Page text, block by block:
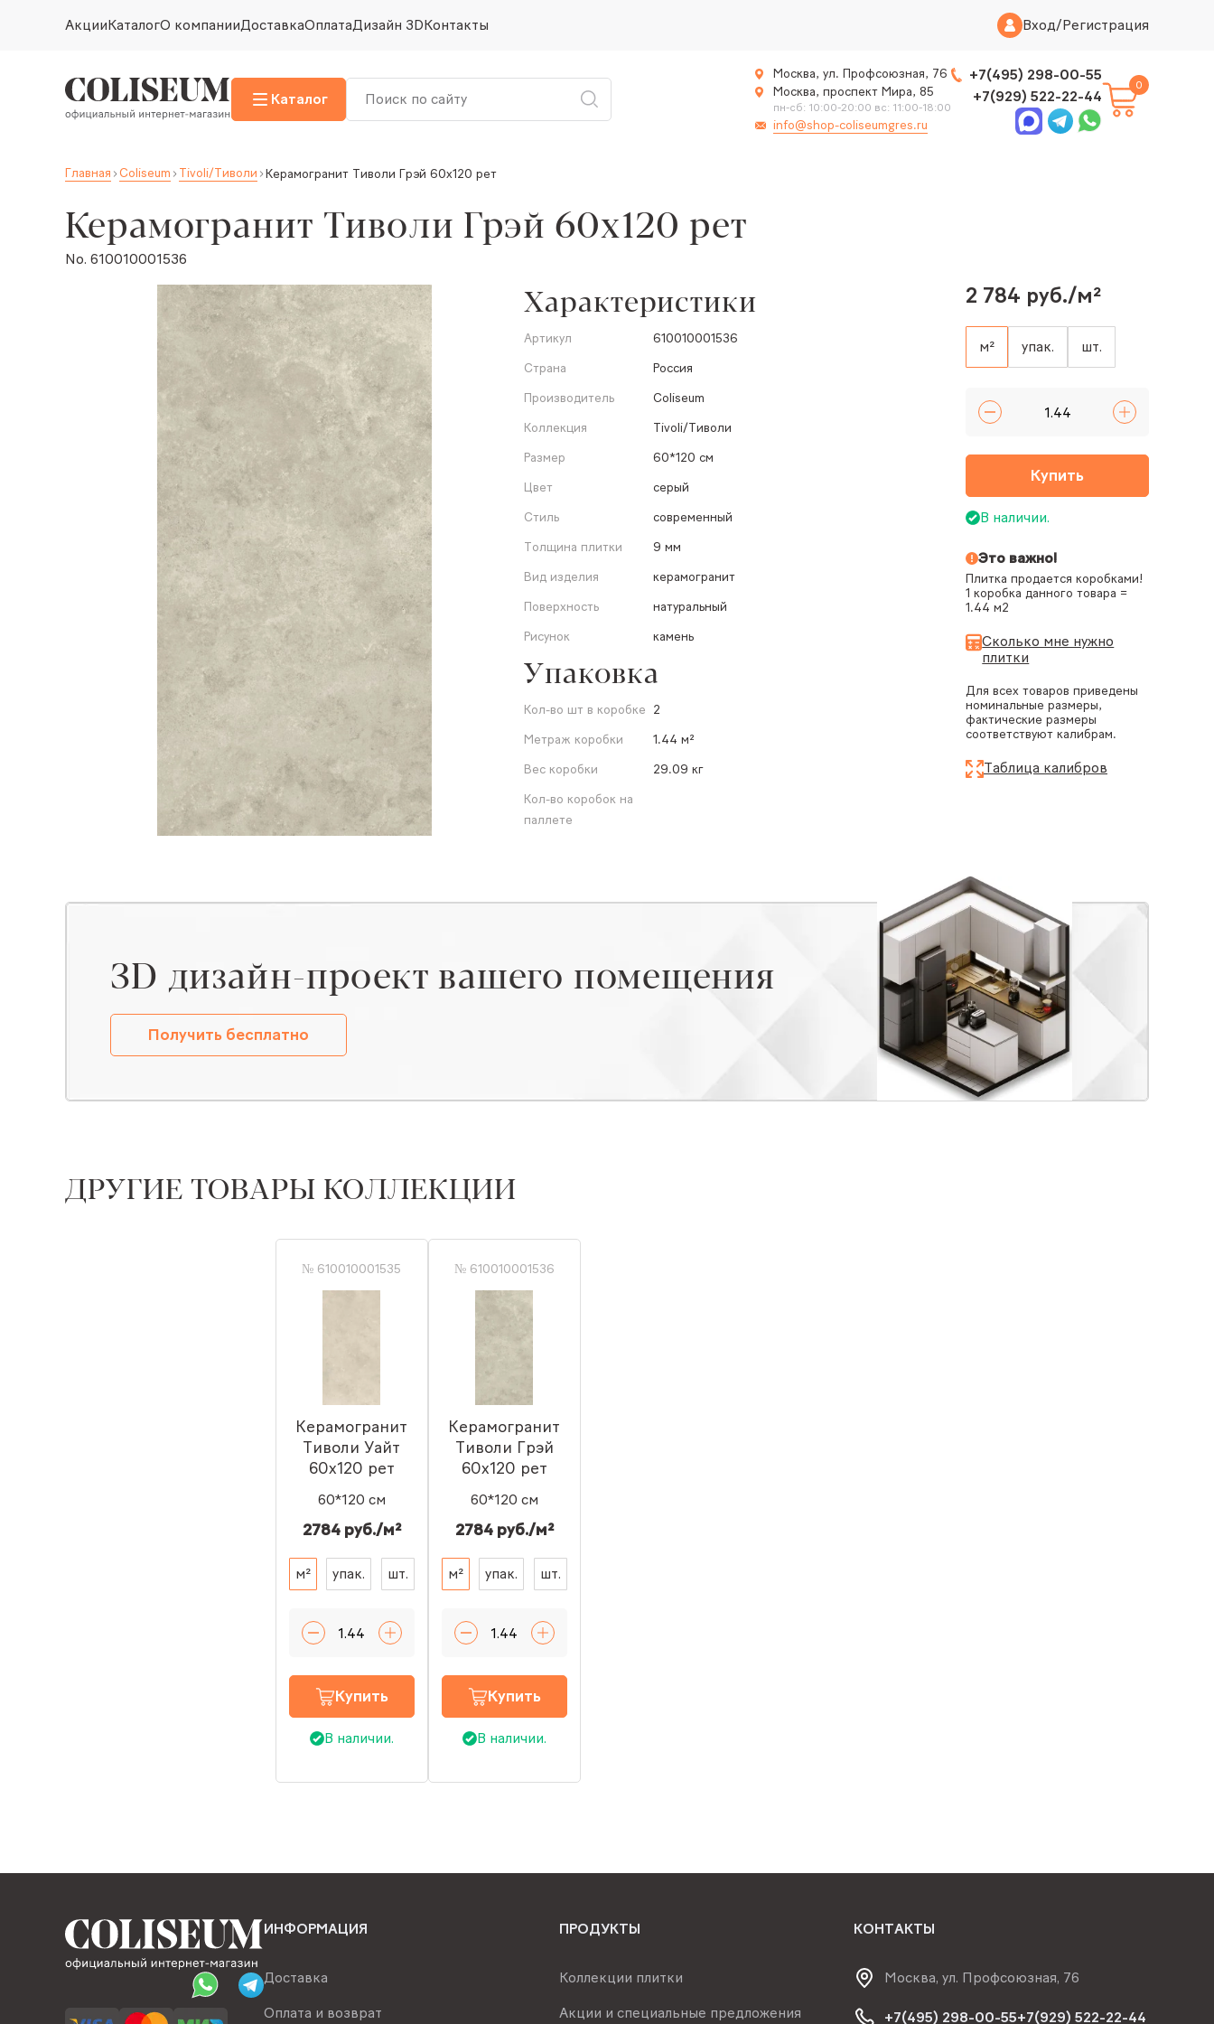
АкцииКаталогО компанииДоставкаОплатаДизайн 3DКонтакты Вход/Регистрация
Каталог
Москва, ул. Профсоюзная, 76
Москва, проспект Мира, 85
пн-сб: 10:00-20:00 вс: 11:00-18:00
info@shop-coliseumgres.ru
+7(495) 298-00-55
+7(929) 522-22-44
0
Главная Coliseum Tivoli/Тиволи Керамогранит Тиволи Грэй 60x120 рет
Керамогранит Тиволи Грэй 60x120 рет
No. 610010001536
Характеристики
Артикул
610010001536
Страна
Россия
Производитель
Coliseum
Коллекция
Tivoli/Тиволи
Размер
60*120 см
Цвет
серый
Стиль
современный
Толщина плитки
9 мм
Вид изделия
керамогранит
Поверхность
натуральный
Рисунок
камень
Упаковка
Кол-во шт в коробке 2
Метраж коробки
1.44 м²
Вес коробки
29.09 кг
Кол-во коробок на
паллете
2 784 руб./м²
м² упак. шт.
Купить
В наличии.
Это важно!
Плитка продается коробками!
1 коробка данного товара =
1.44 м2
Сколько мне нужно
плитки
Для всех товаров приведены
номинальные размеры,
фактические размеры
соответствуют калибрам.
Таблица калибров
ЗD дизайн-проект вашего помещения
Получить бесплатно
ДРУГИЕ ТОВАРЫ КОЛЛЕКЦИИ
№ 610010001535
Керамогранит
Тиволи Уайт
60x120 рет
60*120 см
2784 руб./м²
м² упак. шт.
Купить
В наличии.
№ 610010001536
Керамогранит
Тиволи Грэй
60x120 рет
60*120 см
2784 руб./м²
м² упак. шт.
Купить
В наличии.
ИНФОРМАЦИЯ
Доставка
Оплата и возврат
ПРОДУКТЫ
Коллекции плитки
Акции и специальные предложения
КОНТАКТЫ
Москва, ул. Профсоюзная, 76
+7(495) 298-00-55+7(929) 522-22-44